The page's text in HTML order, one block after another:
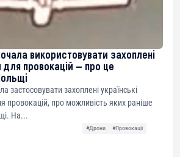
використовувати захоплені
для провокацій — про це
застосовувати захоплені українські
провокацій, про можливість яких раніше
На...
#Дрони
#Провокації